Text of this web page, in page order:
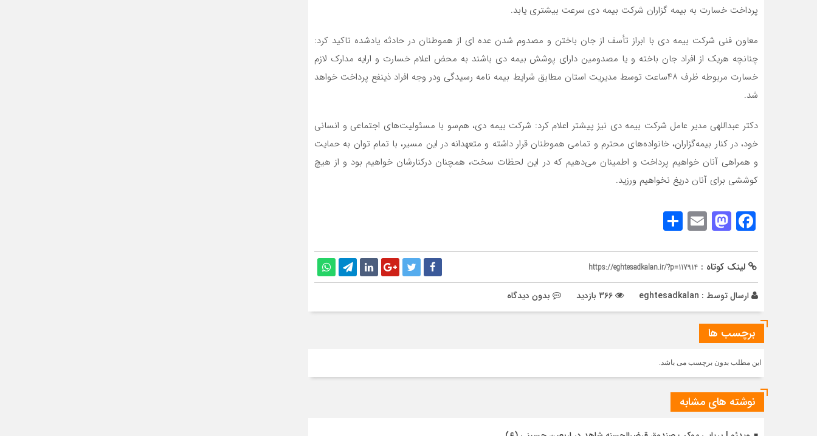
پرداخت خسارت به بیمه گزاران شرکت بیمه دی سرعت بیشتری یابد.
معاون فنی شرکت بیمه دی با ابراز تأسف از جان باختن و مصدوم شدن عده ای از هموطنان در حادثه یادشده تاکید کرد:
چنانچه هریک از افراد جان باخته و یا مصدومین دارای پوشش بیمه دی باشند به محض اعلام خسارت و ارایه مدارک لازم
خسارت مربوطه ظرف ۴۸ساعت توسط مدیریت استان مطابق شرایط بیمه نامه رسیدگی ودر وجه افراد ذینفع پرداخت خواهد
شد.
دکتر عبداللهی مدیر عامل شرکت بیمه دی نیز پیشتر اعلام کرد: شرکت بیمه دی، هم‌سو با مسئولیت‌های اجتماعی و انسانی
خود، در کنار بیمه‌گزاران، خانواده‌های محترم و تمامی هموطنان قرار داشته و متعهدانه در این مسیر، با تمام توان به حمایت
و همراهی آنان خواهیم پرداخت و اطمینان می‌دهیم که در این لحظات سخت، همچنان درکنارشان خواهیم بود و از هیچ
کوششی برای آنان دریغ نخواهیم ورزید.
Facebook
Mastodon
Email
لینک کوتاه : https://eghtesadkalan.ir/?p=117914
ارسال توسط : eghtesadkalan بدون دیدگاه
برچسب ها
این مطلب بدون برچسب می باشد.
نوشته های مشابه